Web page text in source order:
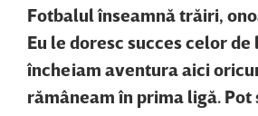
Fotbalul înseamnă trăiri,
Eu le doresc succes celor de
încheiam aventura aici
rămâneam în prima ligă. Pot